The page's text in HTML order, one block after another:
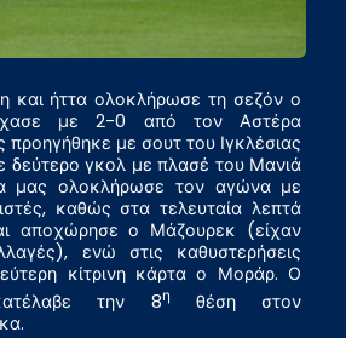
και ήττα ολοκλήρωσε τη σεζόν ο
Έχασε με 2-0 από τον Αστέρα
προηγήθηκε με σουτ του Ιγκλέσιας
δεύτερο γκολ με πλασέ του Μανιά
μας ολοκλήρωσε τον αγώνα με
καθώς στα τελευταία λεπτά
αποχώρησε ο Μάζουρεκ (είχαν
ενώ στις καθυστερήσεις
κίτρινη κάρτα ο Μοράρ. Ο
την 8η
θέση στον